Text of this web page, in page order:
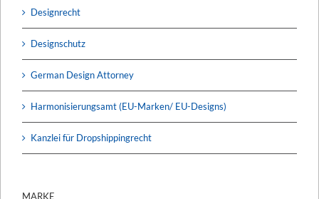
Designrecht
Designschutz
German Design Attorney
Harmonisierungsamt (EU-Marken/ EU-Designs)
Kanzlei für Dropshippingrecht
MARKE